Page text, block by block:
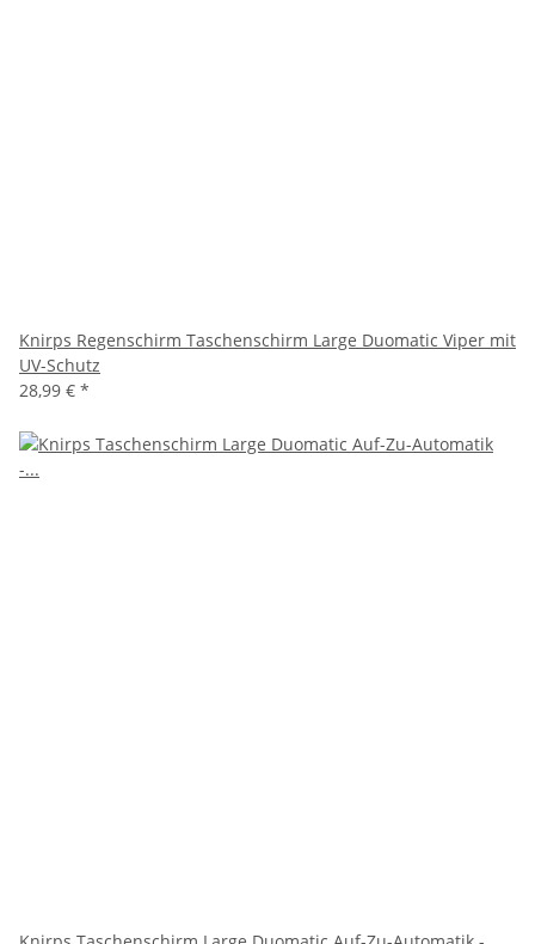
Knirps Regenschirm Taschenschirm Large Duomatic Viper mit
UV-Schutz
28,99 € *